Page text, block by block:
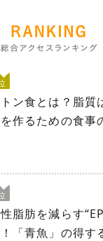
ン食とは？脂質
作るための食事
脂肪を減らす
「青魚」の得す